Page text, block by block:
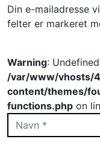
Din e-mailadresse
felter er markeret
Warning:
/var/www/vhosts/
content/themes/
functions.php on